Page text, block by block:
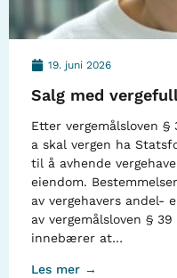
19. juni 2026
Salg med
Etter vergemålsloven
a skal vergen ha
til å avhende
eiendom.
av vergehavers andel-
av vergemålsloven §
innebærer at…
Les mer →